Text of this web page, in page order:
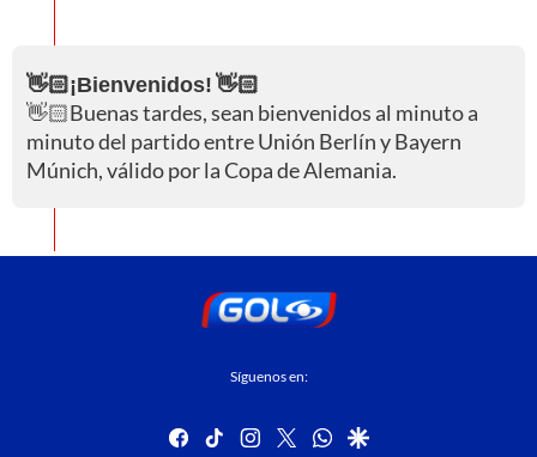
👋🏻¡Bienvenidos! 👋🏻
👋🏻Buenas tardes, sean bienvenidos al minuto a
minuto del partido entre Unión Berlín y Bayern
Múnich, válido por la Copa de Alemania.
Síguenos en:
facebook
tiktok instagram
twitterwhatsapp
google